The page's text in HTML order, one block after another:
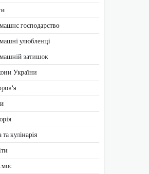
господарство
улюбленці
затишок
України
кулінарія